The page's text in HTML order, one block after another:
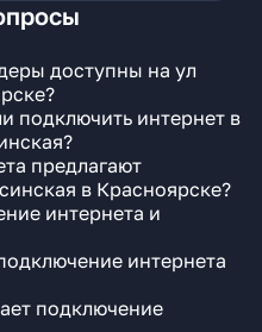
доступны на ул
подключить интернет в
предлагают
в Красноярске?
интернета и
интернета
подключение